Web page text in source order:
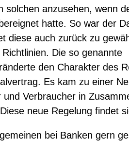
solchen anzusehen, wenn
hatte. So war der
diese auch zurück zu
Die so genannte
den Charakter des
Es kam zu einer
Verbraucher in
neue Regelung findet
bei Banken gern